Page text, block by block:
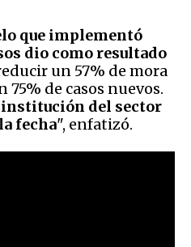
que implementó
dio como resultado
un 57% de mora
75% de casos nuevos.
del sector
fecha", enfatizó.